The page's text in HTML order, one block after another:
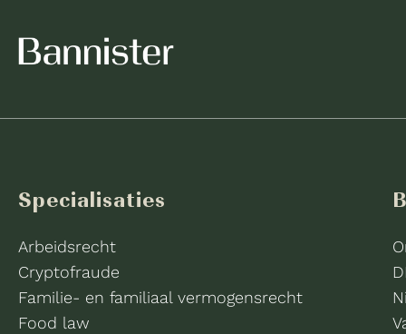
Specialisaties
Arbeidsrecht
Cryptofraude
Familie- en familiaal vermogensrecht
Food law